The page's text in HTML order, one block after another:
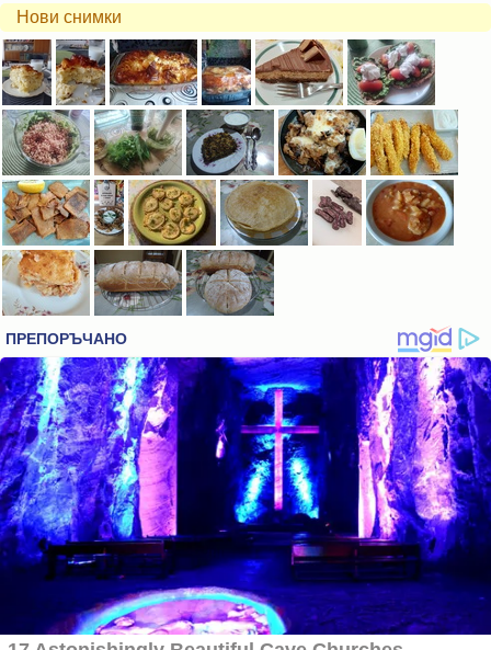
Нови снимки